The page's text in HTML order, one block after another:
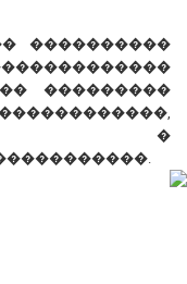
����������
���������
�